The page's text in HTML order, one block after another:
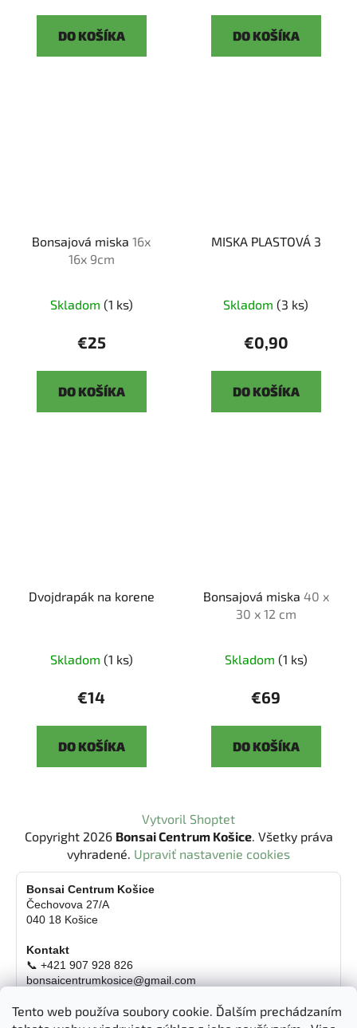
Tento web používa soubory cookie. Ďalším prechádzaním
DO KOŠÍKA DO KOŠÍKA
Bonsajová miska 16x
16x 9cm
Skladom (1 ks)
€25
DO KOŠÍKA
MISKA PLASTOVÁ 3
Skladom (3 ks)
€0,90
DO KOŠÍKA
Dvojdrapák na korene
Skladom (1 ks)
€14
DO KOŠÍKA
Bonsajová miska 40 x
30 x 12 cm
Skladom (1 ks)
€69
DO KOŠÍKA
Vytvoril Shoptet
Copyright 2026 Bonsai Centrum Košice. Všetky práva
vyhradené. Upraviť nastavenie cookies
Bonsai Centrum Košice
Čechovova 27/A
040 18 Košice
Kontakt
📞 +421 907 928 826
bonsaicentrumkosice@gmail.com